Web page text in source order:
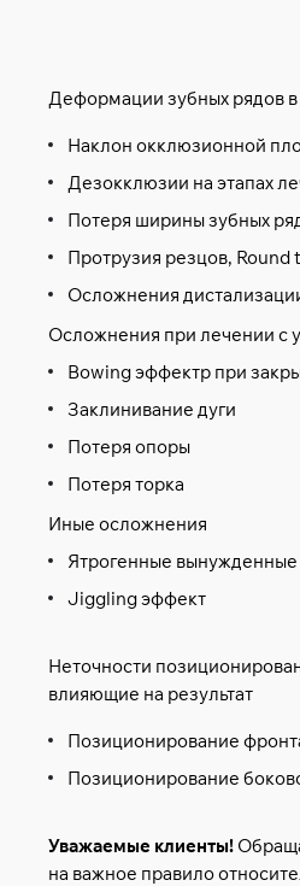
Деформации зубных рядов в
Наклон окклюзионной
Дезокклюзии на этапах
Потеря ширины зубных
Протрузия резцов,
Осложнения
Осложнения при лечении с
Bowing эффектр при
Заклинивание дуги
Потеря опоры
Потеря торка
Иные осложнения
Ятрогенные
Jiggling эффект
Неточности
влияющие на результат
Позиционирование
Позиционирование
Уважаемые клиенты!
на важное правило